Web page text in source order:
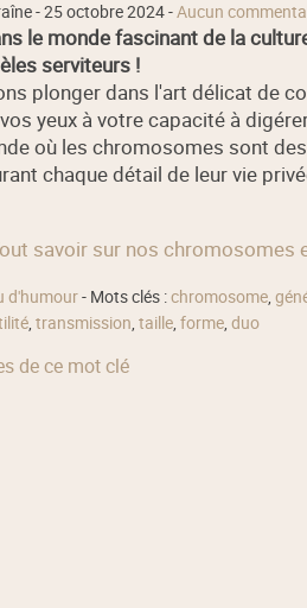
-25 octobre 2024-Aucun
le monde fascinant de la
serviteurs !
plonger dans l'art délicat de
yeux à votre capacité à
où les chromosomes sont
chaque détail de leur vie
savoir sur nos chromosomes
d'humour- Mots clés :chromosome,
, transmission, taille, forme, duo
de ce mot clé